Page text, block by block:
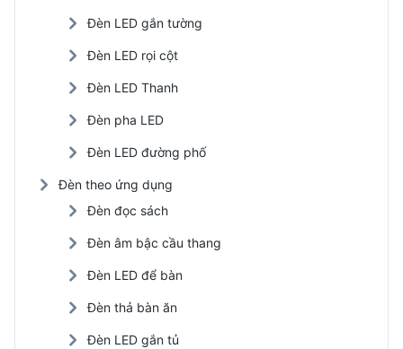
Đèn LED gắn tường
Đèn LED rọi cột
Đèn LED Thanh
Đèn pha LED
Đèn LED đường phố
Đèn theo ứng dụng
Đèn đọc sách
Đèn âm bậc cầu thang
Đèn LED để bàn
Đèn thả bàn ăn
Đèn LED gắn tủ